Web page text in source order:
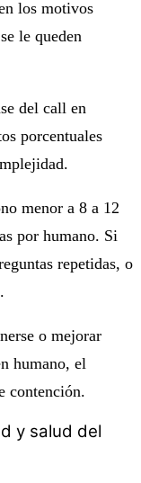
los motivos
le queden
del call en
porcentuales
menor a 8 a 12
por humano. Si
repetidas, o
o mejorar
humano, el
contención.
y salud del